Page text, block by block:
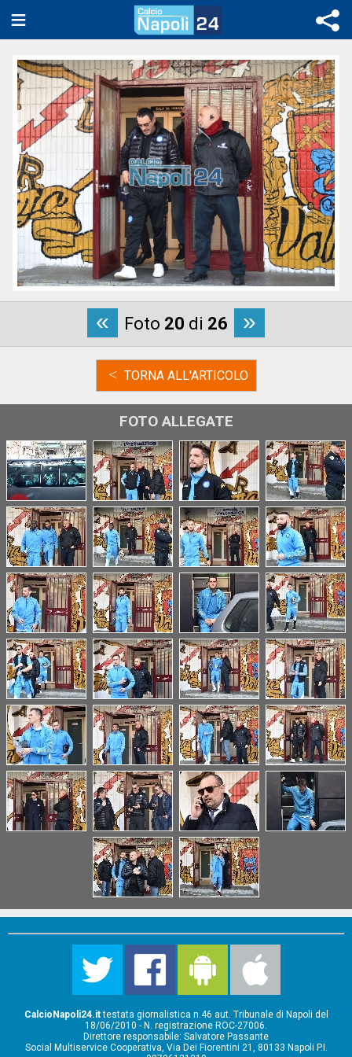
« Foto 20 di 26 »
< TORNA ALL'ARTICOLO
FOTO ALLEGATE
CalcioNapoli24.ittestata giornalistica n.46 aut. Tribunale di Napoli del
18/06/2010 - N. registrazione ROC-27006.
Direttore responsabile: Salvatore Passante
Social Multiservice Cooperativa, Via Dei Fiorentini 21, 80133 Napoli P.I.